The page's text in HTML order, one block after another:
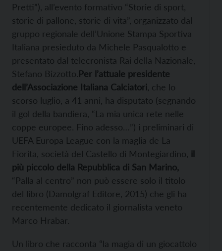
Pretti”), all’evento formativo “Storie di sport,
storie di pallone, storie di vita”, organizzato dal
gruppo regionale dell’Unione Stampa Sportiva
Italiana presieduto da Michele Pasqualotto e
presentato dal telecronista Rai della Nazionale,
Stefano Bizzotto.Per l’attuale presidente
dell’Associazione Italiana Calciatori, che lo
scorso luglio, a 41 anni, ha disputato (segnando
il gol della bandiera, “La mia unica rete nelle
coppe europee. Fino adesso…”) i preliminari di
UEFA Europa League con la maglia de La
Fiorita, società del Castello di Montegiardino, il
più piccolo della Repubblica di San Marino,
“Palla al centro” non può essere solo il titolo
del libro (Damolgraf Editore, 2015) che gli ha
recentemente dedicato il giornalista veneto
Marco Hrabar.
Un libro che racconta “la magia di un giocattolo